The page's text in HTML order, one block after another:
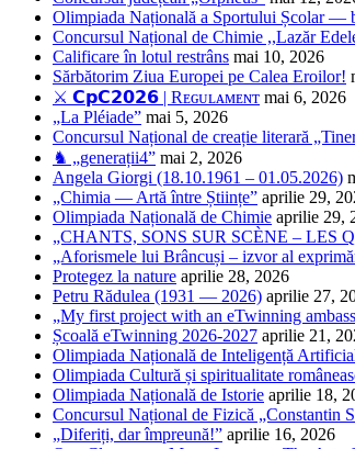
Olimpiada Națională a Sportului Școlar —
Concursul Național de Chimie ,,Lazăr
Calificare în lotul restrâns mai 10, 2026
Sărbătorim Ziua Europei pe Calea Eroilor!
⚔️ 𝗖𝗽𝗖𝟮𝟬𝟮𝟲 | Rᴇɢᴜʟᴀᴍᴇɴᴛ mai 6, 2026
„La Pléiade” mai 5, 2026
Concursul Național de creație literară
♞ „generații4” mai 2, 2026
Angela Giorgi (18.10.1961 – 01.05.2026)
„Chimia — Artă între Științe” aprilie 29,
Olimpiada Națională de Chimie aprilie 29,
„CHANTS, SONS SUR SCÈNE – LES
„Aforismele lui Brâncuși – izvor al
Protegez la nature aprilie 28, 2026
Petru Rădulea (1931 — 2026) aprilie 27,
„My first project with an eTwinning
Școală eTwinning 2026-2027 aprilie 21,
Olimpiada Națională de Inteligență
Olimpiada Cultură și spiritualitate
Olimpiada Națională de Istorie aprilie 18,
Concursul Național de Fizică „Constantin
„Diferiți, dar împreună!” aprilie 16, 2026